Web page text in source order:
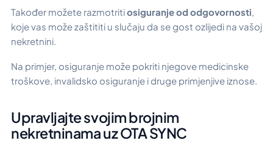
Također možete razmotritiosiguranje od odgovornosti,
koje vas može zaštititi u slučaju da se gost ozlijedi na vašoj
nekretnini.
Na primjer, osiguranje može pokriti njegove medicinske
troškove, invalidsko osiguranje i druge primjenjive iznose.
Upravljajte svojim brojnim
nekretninama uz OTA SYNC